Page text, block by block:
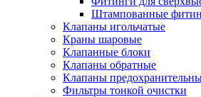
Штампованные
Клапаны игольчатые
Краны шаровые
Клапанные блоки
Клапаны обратные
Клапаны
Фильтры тонкой очистки